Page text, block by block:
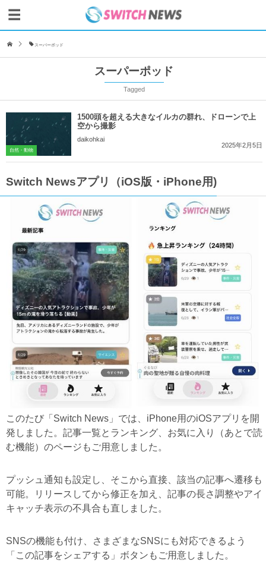
スーパーポッド
スーパーポッド
Tagged
自然・動物
1500頭を超える大きなイルカの群れ、ドローンで上
空から撮影
daikohkai
2025年2月5日
Switch Newsアプリ（iOS版・iPhone用)
このたび「Switch News」では、iPhone用のiOSアプリを開
発しました。記事一覧とランキング、お気に入り（あとで読
む機能）のページもご用意しました。
プッシュ通知も設定し、そこから直接、該当の記事へ遷移も
可能。リリースしてから修正を加え、記事の長さ調整やアイ
キャッチ表示の不具合も直しました。
SNSの機能も付け、さまざまなSNSにも対応できるよう
「この記事をシェアする」ボタンもご用意しました。